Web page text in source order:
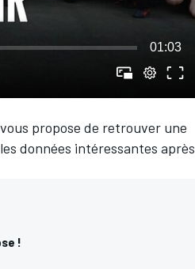
01:03
vous propose de retrouver une
données intéressantes après
!